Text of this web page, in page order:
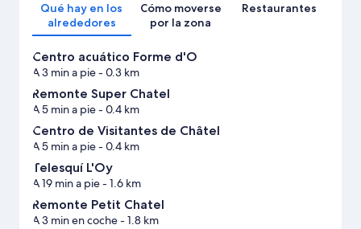
Qué hay en los
alrededores
Cómo moverse
por la zona
Restaurantes
Centro acuático Forme d'O
A 3 min a pie- 0.3 km
Remonte Super Chatel
A 5 min a pie- 0.4 km
Centro de Visitantes de Châtel
A 5 min a pie- 0.4 km
Telesquí L'Oy
A 19 min a pie- 1.6 km
Remonte Petit Chatel
A 3 min en coche- 1.8 km